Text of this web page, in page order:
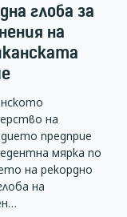
глоба за
на
на
предприе
мярка по
на рекордно
на